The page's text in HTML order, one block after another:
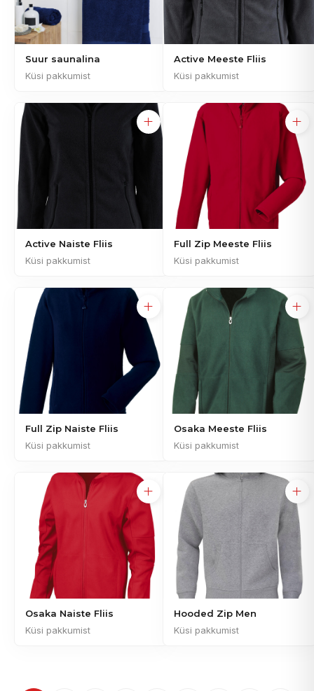
Suur saunalina
Küsi pakkumist
Active Meeste Fliis
Küsi pakkumist
Active Naiste Fliis
Küsi pakkumist
Full Zip Meeste Fliis
Küsi pakkumist
Full Zip Naiste Fliis
Küsi pakkumist
Osaka Meeste Fliis
Küsi pakkumist
Osaka Naiste Fliis
Küsi pakkumist
Hooded Zip Men
Küsi pakkumist